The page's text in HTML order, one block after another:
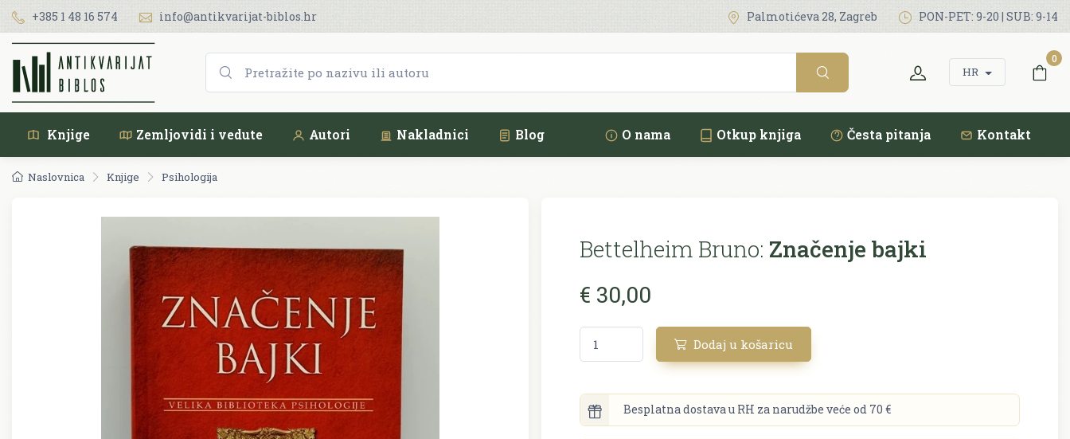
+385 1 48 16 574 info@antikvarijat-biblos.hr Palmotićeva 28, Zagreb PON-PET: 9-20 | SUB: 9-14
HR
0
Knjige Zemljovidi i vedute Autori Nakladnici Blog O nama Otkup knjiga Česta pitanja Kontakt
Naslovnica Knjige Psihologija
Bettelheim Bruno: Značenje bajki
€ 30,00
Dodaj u košaricu
Besplatna dostava u RH za narudžbe veće od 70 €